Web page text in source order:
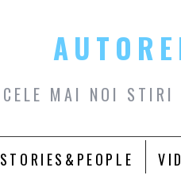
CELE MAI NOI STIRI
STORIES&PEOPLE